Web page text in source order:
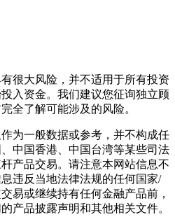
很大风险，并不适用于所有投资
入资金。我们建议您征询独立顾
全了解可能涉及的风险。
为一般数据或参考，并不构成任
中国香港、中国台湾等某些司法
产品交易。请注意本网站信息不
违反当地法律法规的任何国家/
易或继续持有任何金融产品前，
产品披露声明和其他相关文件。